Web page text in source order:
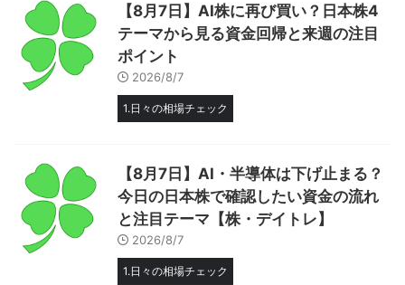
【8月7日】AI株に再び買い？日本株4
テーマから見る資金回帰と来週の注目
ポイント
2026/8/7
1.日々の相場チェック
【8月7日】AI・半導体は下げ止まる？
今日の日本株で確認したい資金の流れ
と注目テーマ【株・デイトレ】
2026/8/7
1.日々の相場チェック